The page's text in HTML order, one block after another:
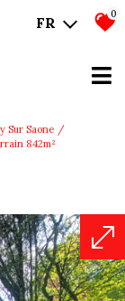
FR
0
Sur Saone
842m²